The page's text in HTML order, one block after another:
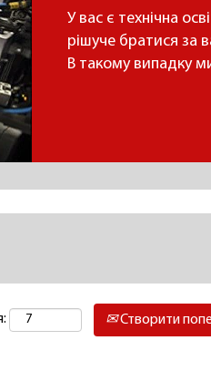
У вас є технічна
рішуче братися за
В такому випадку
Створити